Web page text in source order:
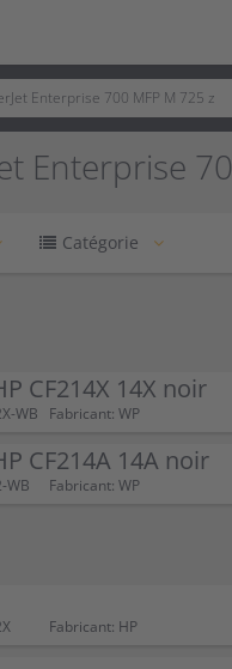
Enterprise
Catégorie
CF214X 14X noir
WB Fabricant: WP
CF214A 14A noir
WB Fabricant: WP
Fabricant: HP